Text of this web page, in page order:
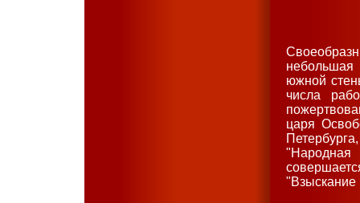
небольшая
южной
числа
царя
"Взыскание